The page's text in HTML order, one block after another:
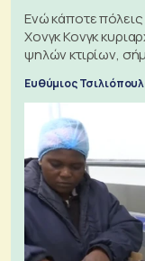
Ενώ κάποτε
Χονγκ Κονγκ
ψηλών κτιρίων,
Ευθύμιος